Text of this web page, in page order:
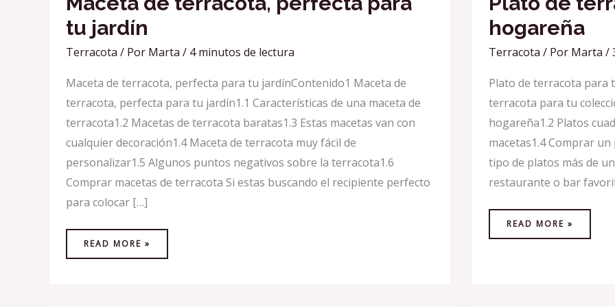
tu jardín
Terracota / Por Marta / 4 minutos de lectura
Maceta de terracota, perfecta para tu jardínContenido1 Maceta de
terracota, perfecta para tu jardín1.1 Características de una maceta de
terracota1.2 Macetas de terracota baratas1.3 Estas macetas van con
cualquier decoración1.4 Maceta de terracota muy fácil de
personalizar1.5 Algunos puntos negativos sobre la terracota1.6
Comprar macetas de terracota Si estas buscando el recipiente perfecto
para colocar […]
READ MORE »
hogareña
Terracota / Por Marta /
Plato de terracota para
terracota para tu
hogareña1.2 Platos
macetas1.4 Comprar
tipo de platos más de
restaurante o bar
READ MORE »